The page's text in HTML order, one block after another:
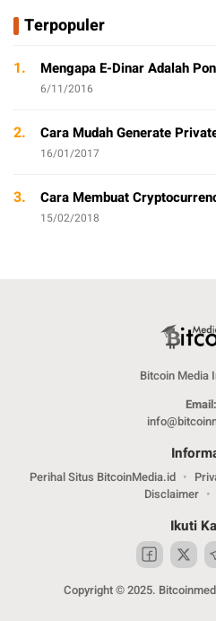
Terpopuler
1. Mengapa E-Dinar Adalah
6/11/2016
2. Cara Mudah Generate
16/01/2017
3. Cara Membuat
15/02/2018
Bitcoin Media
Email:
Perihal Situs BitcoinMedia.id
Disclaimer
Ikuti
Copyright © 2025.